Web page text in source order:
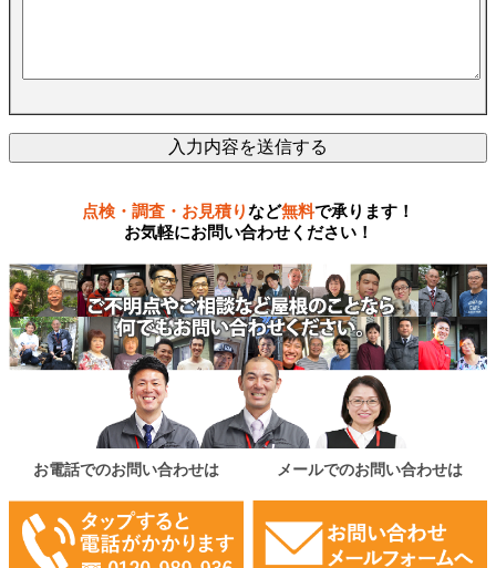
点検・調査・お見積りなど無料で承ります！
お気軽にお問い合わせください！
お電話でのお問い合わせは メールでのお問い合わせは